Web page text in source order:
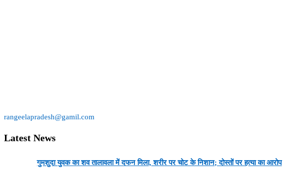
rangeelapradesh@gamil.com
Latest News
गुमशुदा युवक का शव तालावला में दफन मिला, शरीर पर चोट के निशान; दोस्तों पर हत्या का आरोप